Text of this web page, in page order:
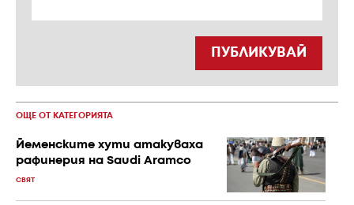
ПУБЛИКУВАЙ
ОЩЕ ОТ КАТЕГОРИЯТА
Йеменските хути атакуваха
рафинерия на Saudi Aramco
СВЯТ